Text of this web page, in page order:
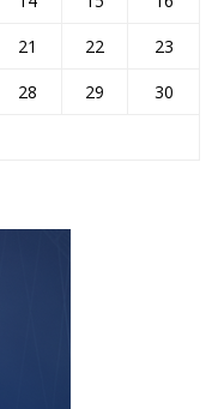
21 22
23
28 29
30